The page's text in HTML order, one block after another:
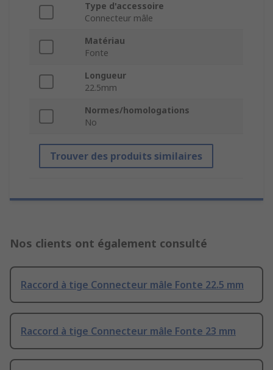
Type d'accessoire
Connecteur mâle
Matériau
Fonte
Longueur
22.5mm
Normes/homologations
No
Trouver des produits similaires
Nos clients ont également consulté
Raccord à tige Connecteur mâle Fonte 22.5 mm
Raccord à tige Connecteur mâle Fonte 23 mm